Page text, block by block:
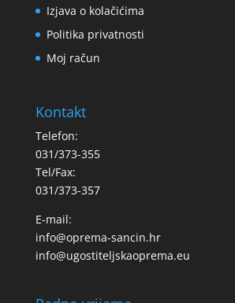
Izjava o kolačićima
Politika privatnosti
Moj račun
Kontakt
Telefon:
031/373-355
Tel/Fax:
031/373-357
E-mail:
info@oprema-sancin.hr
info@ugostiteljskaoprema.eu